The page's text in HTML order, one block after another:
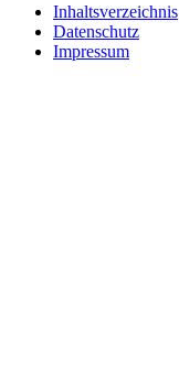
Inhaltsverzeichnis
Datenschutz
Impressum